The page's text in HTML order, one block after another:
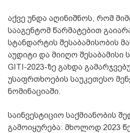
აქვე უნდა აღინიშნოს, რომ
სააგენტომ წარმატებით
სტანდარტის შესაბამისობის
აუდიტი და მიიღო შესაბამისი
GITI-2023-ზე გახდა
უსაფრთხოების საუკეთესო
ნომინაციაში.
საინვესტიციო საქმიანობის
გამოიყურება: მხოლოდ 2023